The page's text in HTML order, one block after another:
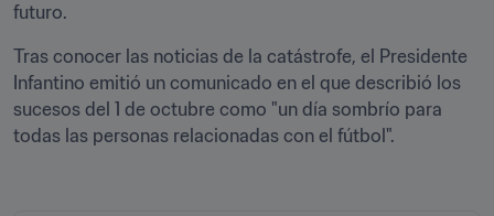
futuro.
Tras conocer las noticias de la catástrofe, el Presidente
Infantino emitió un comunicado en el que describió los
sucesos del 1 de octubre como "un día sombrío para
todas las personas relacionadas con el fútbol".